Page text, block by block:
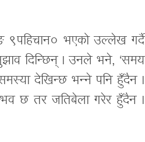
९पहिचान० भएको उल्लेख गर्दै
दिन्छिन् । उनले भने, ‘समय
देखिन्छ भन्ने पनि हुँदैन ।
छ तर जतिबेला गरेर हुँदैन ।